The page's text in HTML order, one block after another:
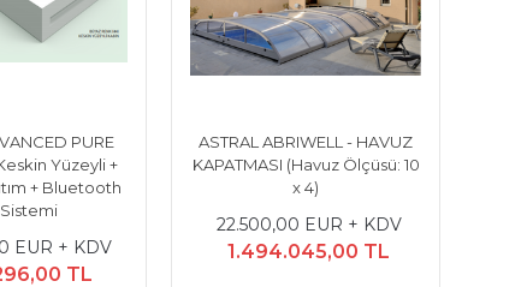
PURE
Yüzeyli +
+ Bluetooth
EUR + KDV
TL
ASTRAL ABRIWELL - HAVUZ
KAPATMASI (Havuz Ölçüsü: 10
x 4)
22.500,00 EUR + KDV
1.494.045,00 TL